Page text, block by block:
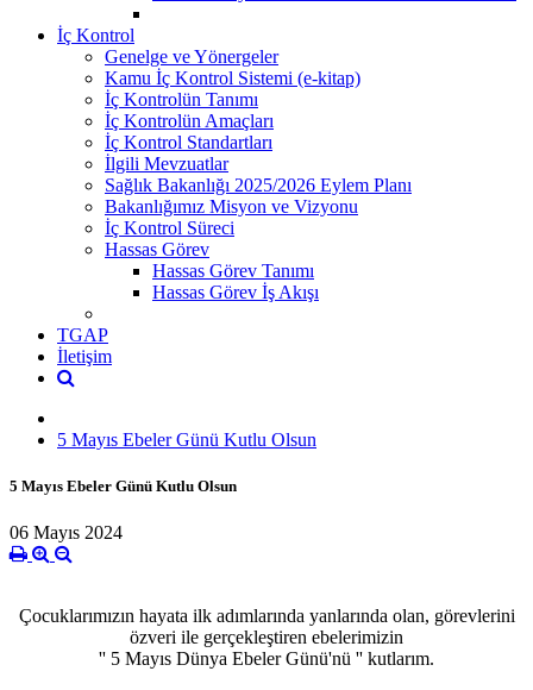
İç Kontrol
Genelge ve Yönergeler
Kamu İç Kontrol Sistemi (e-kitap)
İç Kontrolün Tanımı
İç Kontrolün Amaçları
İç Kontrol Standartları
İlgili Mevzuatlar
Sağlık Bakanlığı 2025/2026 Eylem Planı
Bakanlığımız Misyon ve Vizyonu
İç Kontrol Süreci
Hassas Görev
Hassas Görev Tanımı
Hassas Görev İş Akışı
TGAP
İletişim
5 Mayıs Ebeler Günü Kutlu Olsun
5 Mayıs Ebeler Günü Kutlu Olsun
06 Mayıs 2024
Çocuklarımızın hayata ilk adımlarında yanlarında olan, görevlerini
özveri ile gerçekleştiren ebelerimizin
'' 5 Mayıs Dünya Ebeler Günü'nü '' kutlarım.